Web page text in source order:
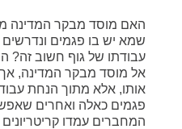
האם מוסד מבקר המדינה
שמא יש בו פגמים ונדרשים
עבודתו של גוף חשוב זה?
אל מוסד מבקר המדינה,
אותו, אלא מתוך הנחת
פגמים כאלה ואחרים
המחברים עמדו